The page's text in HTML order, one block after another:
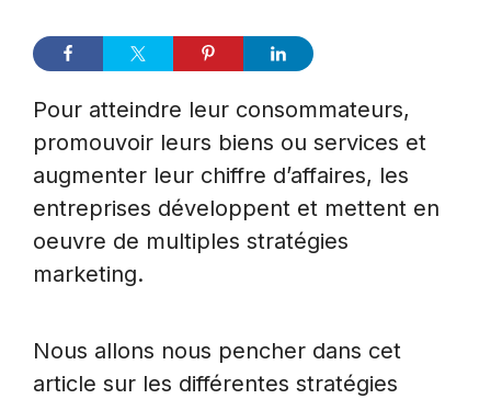
Pour atteindre leur consommateurs,
promouvoir leurs biens ou services et
augmenter leur chiffre d’affaires, les
entreprises développent et mettent en
oeuvre de multiples stratégies
marketing.
Nous allons nous pencher dans cet
article sur les différentes stratégies